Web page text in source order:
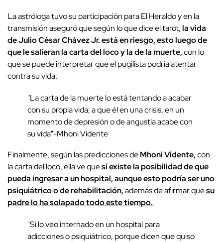
La astróloga tuvo su participación para El Heraldo y en la
transmisión aseguró que según lo que dice el tarot,la vida
de Julio César Chávez Jr. está en riesgo, esto luego de
que le salieran la carta del loco y la de la muerte,con lo
que se puede interpretar que el pugilista podría atentar
contra su vida.
"La carta de la muerte lo está tentando a acabar
con su propia vida, a que él en una crisis, en un
momento de depresión o de angustia acabe con
su vida"-Mhoni Vidente
Finalmente, según las predicciones deMhoni Vidente,con
la carta del loco, ella ve quesí existe la posibilidad de que
pueda ingresar a un hospital, aunque esto podría ser uno
psiquiátrico o de rehabilitación,además de afirmar quesu
padre lo ha solapado todo este tiempo.
"Sí lo veo internado en un hospital para
adicciones o psiquiátrico, porque dicen que quiso